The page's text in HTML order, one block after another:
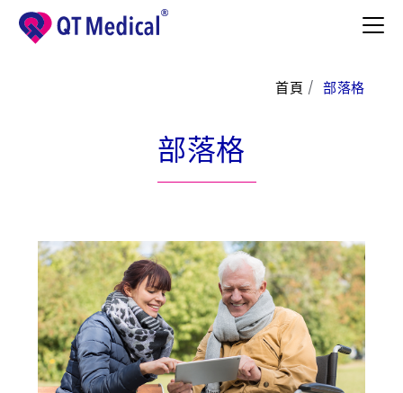
首頁 部落格
部落格
支援中心
了解更多
聯絡我們